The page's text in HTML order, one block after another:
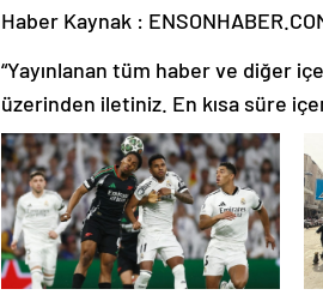
Haber Kaynak :
“Yayınlanan tüm haber ve diğer
üzerinden iletiniz. En kısa süre